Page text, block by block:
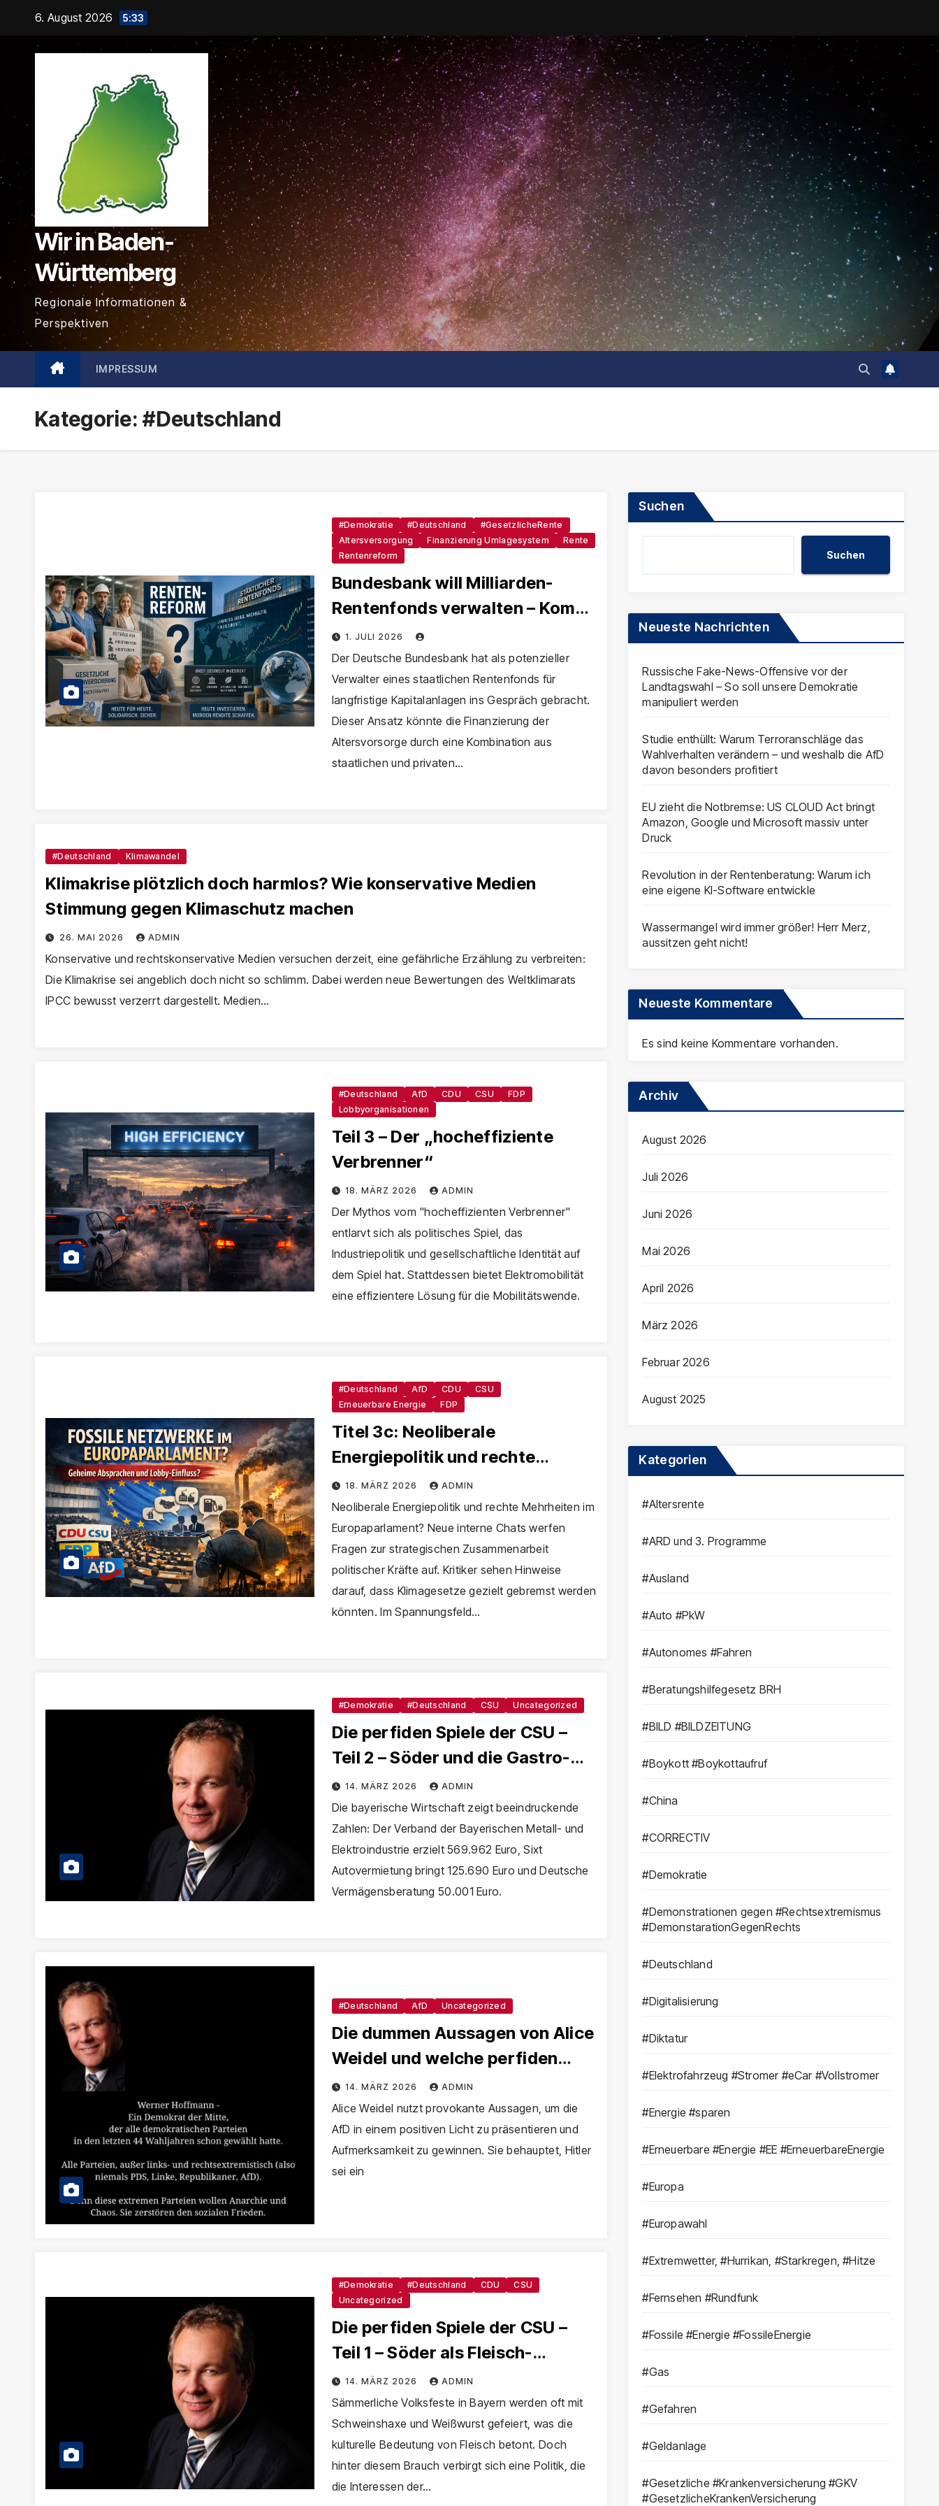
springen
6. August 2026 5:33
Wir in Baden-
Württemberg
Regionale Informationen &
Perspektiven
IMPRESSUM
Kategorie:#Deutschland
#Demokratie #Deutschland
#GesetzlicheRente
Altersversorgung
Finanzierung Umlagesystem
Rente
Rentenreform
Bundesbank will Milliarden-
Rentenfonds verwalten – Kommt
jetzt die größte Rentenreform
seit Jahrzehnten?
1. JULI 2026
Der Deutsche Bundesbank hat als potenzieller
Verwalter eines staatlichen Rentenfonds für
langfristige Kapitalanlagen ins Gespräch gebracht.
Dieser Ansatz könnte die Finanzierung der
Altersvorsorge durch eine Kombination aus
staatlichen und privaten…
#Deutschland Klimawandel
Klimakrise plötzlich doch harmlos? Wie konservative Medien
Stimmung gegen Klimaschutz machen
26. MAI 2026 ADMIN
Konservative und rechtskonservative Medien versuchen derzeit, eine gefährliche Erzählung zu verbreiten:
Die Klimakrise sei angeblich doch nicht so schlimm. Dabei werden neue Bewertungen des Weltklimarats
IPCC bewusst verzerrt dargestellt. Medien…
#Deutschland AfD CDU CSU
FDP
Lobbyorganisationen
Teil 3 – Der „hocheffiziente
Verbrenner“
18. MÄRZ 2026 ADMIN
Der Mythos vom "hocheffizienten Verbrenner"
entlarvt sich als politisches Spiel, das
Industriepolitik und gesellschaftliche Identität auf
dem Spiel hat. Stattdessen bietet Elektromobilität
eine effizientere Lösung für die Mobilitätswende.
#Deutschland AfD CDU
CSU
Erneuerbare Energie
FDP
Titel 3c: Neoliberale
Energiepolitik und rechte
Mehrheiten – steht Europas
Klimakurs unter Druck?
18. MÄRZ 2026 ADMIN
Neoliberale Energiepolitik und rechte Mehrheiten im
Europaparlament? Neue interne Chats werfen
Fragen zur strategischen Zusammenarbeit
politischer Kräfte auf. Kritiker sehen Hinweise
darauf, dass Klimagesetze gezielt gebremst werden
könnten. Im Spannungsfeld…
#Demokratie #Deutschland CSU Uncategorized
Die perfiden Spiele der CSU –
Teil 2 – Söder und die Gastro-
Lobby
14. MÄRZ 2026 ADMIN
Die bayerische Wirtschaft zeigt beeindruckende
Zahlen: Der Verband der Bayerischen Metall- und
Elektroindustrie erzielt 569.962 Euro, Sixt
Autovermietung bringt 125.690 Euro und Deutsche
Vermägensberatung 50.001 Euro.
#Deutschland AfD Uncategorized
Die dummen Aussagen von Alice
Weidel und welche perfiden
Ziele sie damit verfolgt
14. MÄRZ 2026 ADMIN
Alice Weidel nutzt provokante Aussagen, um die
AfD in einem positiven Licht zu präsentieren und
Aufmerksamkeit zu gewinnen. Sie behauptet, Hitler
sei ein
#Demokratie #Deutschland CDU
CSU
Uncategorized
Die perfiden Spiele der CSU –
Teil 1 – Söder als Fleisch-
Lobbyist
14. MÄRZ 2026 ADMIN
Sämmerliche Volksfeste in Bayern werden oft mit
Schweinshaxe und Weißwurst gefeiert, was die
kulturelle Bedeutung von Fleisch betont. Doch
hinter diesem Brauch verbirgt sich eine Politik, die
die Interessen der…
Suchen
Suchen
Neueste Nachrichten
Russische Fake-News-Offensive vor der
Landtagswahl – So soll unsere Demokratie
manipuliert werden
Studie enthüllt: Warum Terroranschläge das
Wahlverhalten verändern – und weshalb die AfD
davon besonders profitiert
EU zieht die Notbremse: US CLOUD Act bringt
Amazon, Google und Microsoft massiv unter
Druck
Revolution in der Rentenberatung: Warum ich
eine eigene KI-Software entwickle
Wassermangel wird immer größer! Herr Merz,
aussitzen geht nicht!
Neueste Kommentare
Es sind keine Kommentare vorhanden.
Archiv
August 2026
Juli 2026
Juni 2026
Mai 2026
April 2026
März 2026
Februar 2026
August 2025
Kategorien
#Altersrente
#ARD und 3. Programme
#Ausland
#Auto #PkW
#Autonomes #Fahren
#Beratungshilfegesetz BRH
#BILD #BILDZEITUNG
#Boykott #Boykottaufruf
#China
#CORRECTIV
#Demokratie
#Demonstrationen gegen #Rechtsextremismus
#DemonstarationGegenRechts
#Deutschland
#Digitalisierung
#Diktatur
#Elektrofahrzeug #Stromer #eCar #Vollstromer
#Energie #sparen
#Erneuerbare #Energie #EE #ErneuerbareEnergie
#Europa
#Europawahl
#Extremwetter, #Hurrikan, #Starkregen, #Hitze
#Fernsehen #Rundfunk
#Fossile #Energie #FossileEnergie
#Gas
#Gefahren
#Geldanlage
#Gesetzliche #Krankenversicherung #GKV
#GesetzlicheKrankenVersicherung